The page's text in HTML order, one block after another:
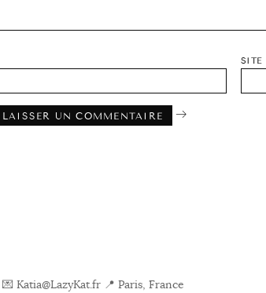
SITE
💌 Katia@LazyKat.fr 📍 Paris, France